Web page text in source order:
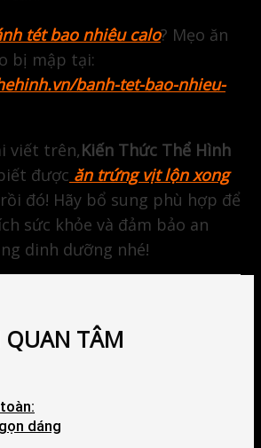
tét bao nhiêu calo? Mẹo ăn
bị mập tại:
banh-tet-bao-nhieu-
viết trên,Kiến Thức Thể Hình
được ăn trứng vịt lộn xong
đó! Hãy bổ sung phù hợp để
sức khỏe và đảm bảo an
dinh dưỡng nhé!
QUAN TÂM
dáng